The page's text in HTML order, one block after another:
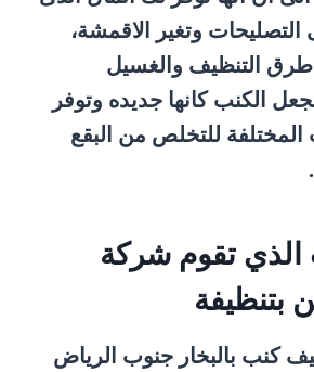
وتغير الاقمشة،
طرق التنظيف والغسيل
الكنب كانها جديده وتوفر
المختلفة للتخلص من البقع
الذي تقوم شركة
بتنظيفة
كنب بالبخار جنوب الرياض